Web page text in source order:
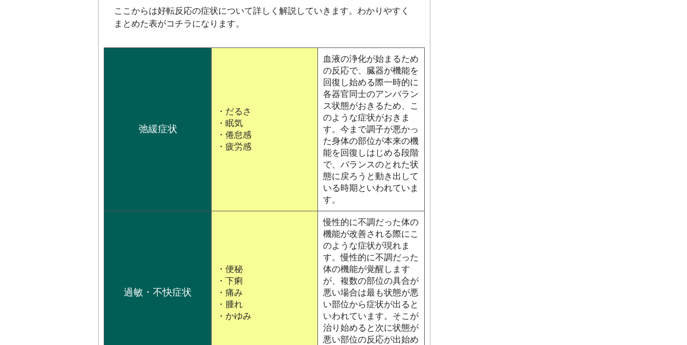
ここからは好転反応の症状について詳しく解説していきます。わかりやすく
まとめた表がコチラになります。
弛緩症状
・だるさ
・眠気
・倦怠感
・疲労感
血液の浄化が始まるため
の反応で、臓器が機能を
回復し始める際一時的に
各器官同士のアンバラン
ス状態がおきるため、こ
のような症状がおきま
す。今まで調子が悪かっ
た身体の部位が本来の機
能を回復しはじめる段階
で、バランスのとれた状
態に戻ろうと動き出して
いる時期といわれていま
す。
過敏・不快症状
・便秘
・下痢
・痛み
・腫れ
・かゆみ
慢性的に不調だった体の
機能が改善される際にこ
のような症状が現れま
す。慢性的に不調だった
体の機能が覚醒します
が、複数の部位の具合が
悪い場合は最も状態が悪
い部位から症状が出ると
いわれています。そこが
治り始めると次に状態が
悪い部位の反応が出始め